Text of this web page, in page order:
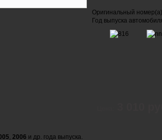
Оригинальный
Год выпуска
, 2006 и др. года выпуска.